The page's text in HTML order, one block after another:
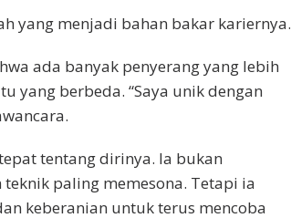
yang menjadi bahan bakar kariernya.
ada banyak penyerang yang lebih
yang berbeda. “Saya unik dengan
tentang dirinya. Ia bukan
paling memesona. Tetapi ia
keberanian untuk terus mencoba